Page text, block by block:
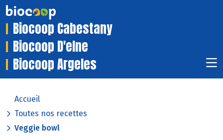
Biocoop Cabestany
Biocoop D'elne
Biocoop Argeles
Accueil
Toutes nos recettes
Veggie bowl